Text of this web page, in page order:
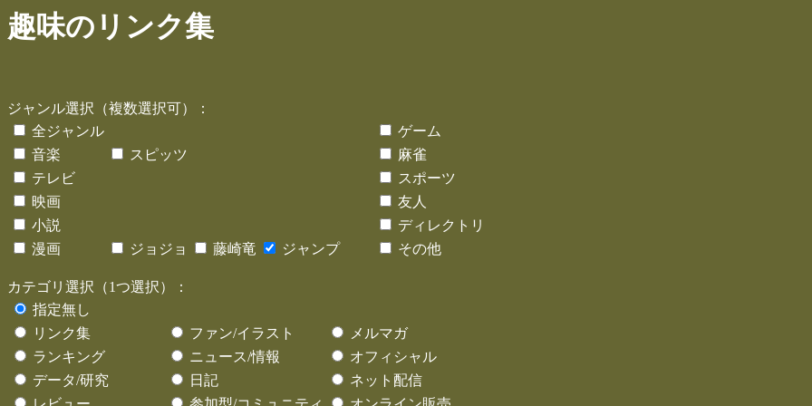
趣味のリンク集
ジャンル選択（複数選択可）：
全ジャンル
ゲーム
音楽
スピッツ
麻雀
テレビ
スポーツ
映画
友人
小説
ディレクトリ
漫画
ジョジョ 藤崎竜 ジャンプ その他
カテゴリ選択（1つ選択）：
指定無し
リンク集
ファン/イラスト
メルマガ
ランキング
ニュース/情報
オフィシャル
データ/研究
日記
ネット配信